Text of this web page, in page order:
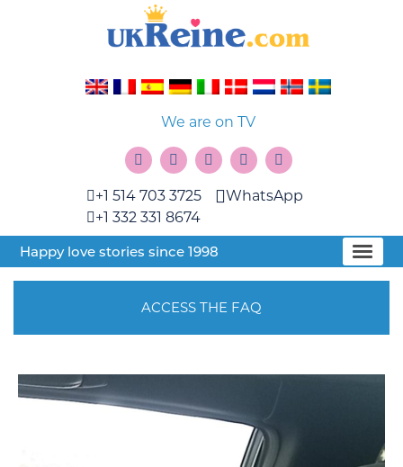
We are on TV
+1 514 703 3725
+1 332 331 8674
WhatsApp
Happy love stories since 1998
ACCESS THE FAQ